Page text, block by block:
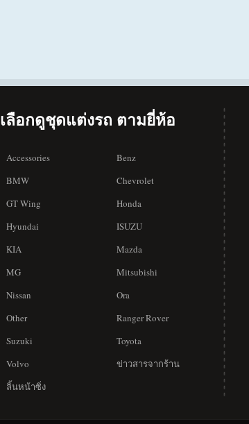
เลือกดูชุดแต่งรถ ตามยี่ห้อ
Accessories
Benz
BMW
Chevrolet
GT Wing
Honda
Hyundai
ISUZU
KIA
Mazda
MG
Mitsubishi
Nissan
Ora
Other
Ranger Rover
Suzuki
Toyota
Volvo
ข่าวสารจากร้าน
ลิ้นหน้าซิ่ง